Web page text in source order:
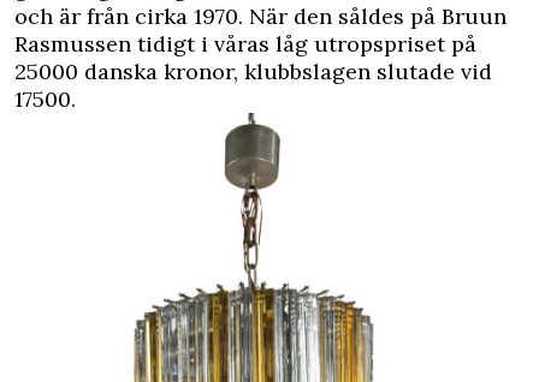
och är från cirka 1970. När den såldes på Bruun
Rasmussen tidigt i våras låg utropspriset på
25000 danska kronor, klubbslagen slutade vid
17500.